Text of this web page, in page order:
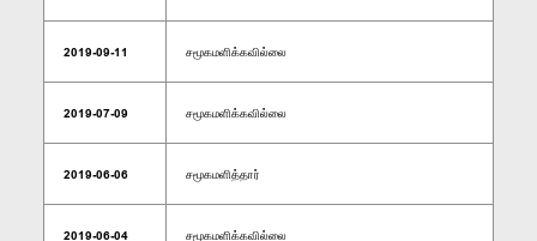
2019-09-11 சமூகமளிக்கவில்லை
2019-07-09 சமூகமளிக்கவில்லை
2019-06-06 சமூகமளித்தார்
2019-06-04 சமூகமளிக்கவில்லை